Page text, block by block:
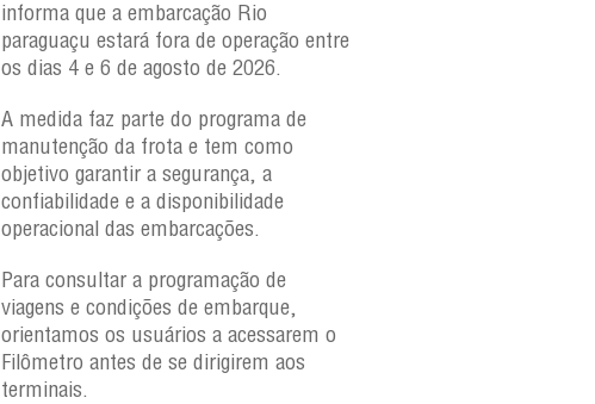
informa que a embarcação Rio
paraguaçu estará fora de operação entre
os dias 4 e 6 de agosto de 2026.
A medida faz parte do programa de
manutenção da frota e tem como
objetivo garantir a segurança, a
confiabilidade e a disponibilidade
operacional das embarcações.
Para consultar a programação de
viagens e condições de embarque,
orientamos os usuários a acessarem o
Filômetro antes de se dirigirem aos
terminais.